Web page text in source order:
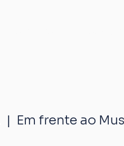
  |
Em frente ao